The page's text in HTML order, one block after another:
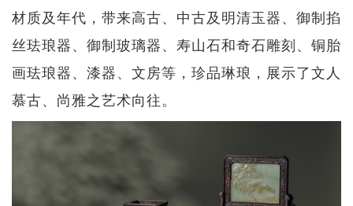
材质及年代，带来高古、中古及明清玉器、御制掐
丝珐琅器、御制玻璃器、寿山石和奇石雕刻、铜胎
画珐琅器、漆器、文房等，珍品琳琅，展示了文人
慕古、尚雅之艺术向往。